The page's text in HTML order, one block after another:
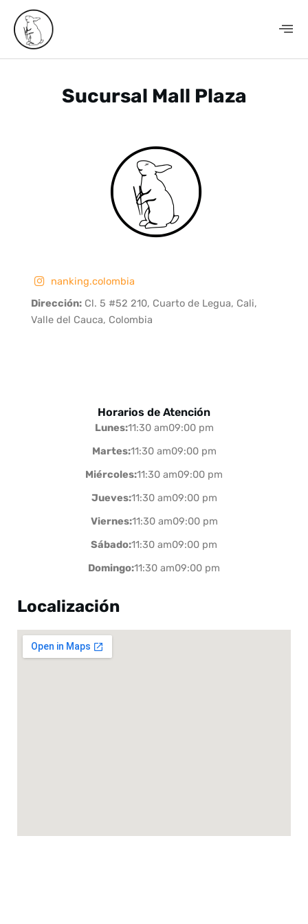
contenido
Sucursal Mall Plaza
nanking.colombia
Dirección: Cl. 5 #52 210, Cuarto de Legua, Cali,
Valle del Cauca, Colombia
Horarios de Atención
Lunes:11:30 am09:00 pm
Martes:11:30 am09:00 pm
Miércoles:11:30 am09:00 pm
Jueves:11:30 am09:00 pm
Viernes:11:30 am09:00 pm
Sábado:11:30 am09:00 pm
Domingo:11:30 am09:00 pm
Localización